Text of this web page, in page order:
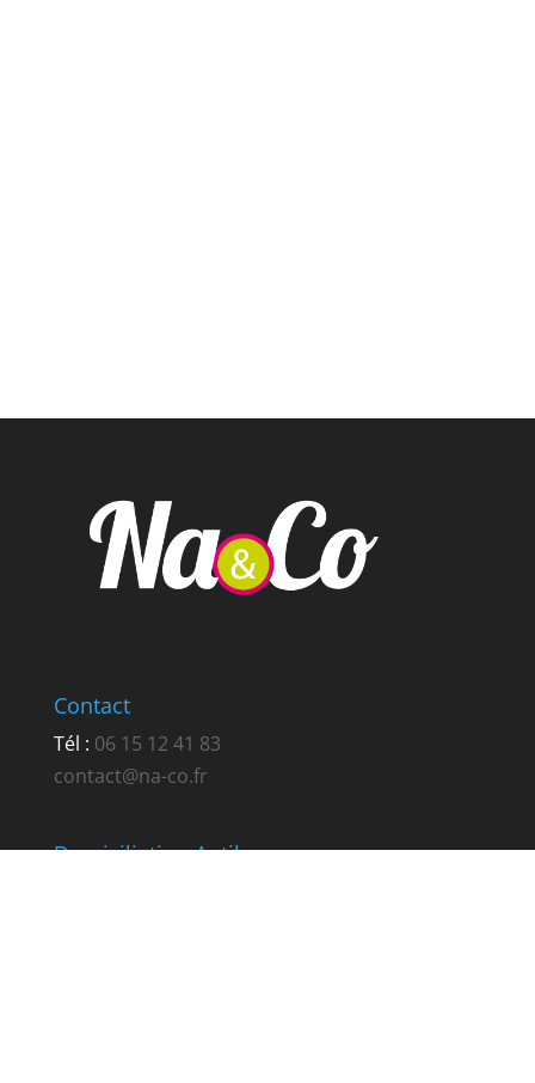
Contact
Tél : 06 15 12 41 83
contact@na-co.fr
Domiciliation Antibes